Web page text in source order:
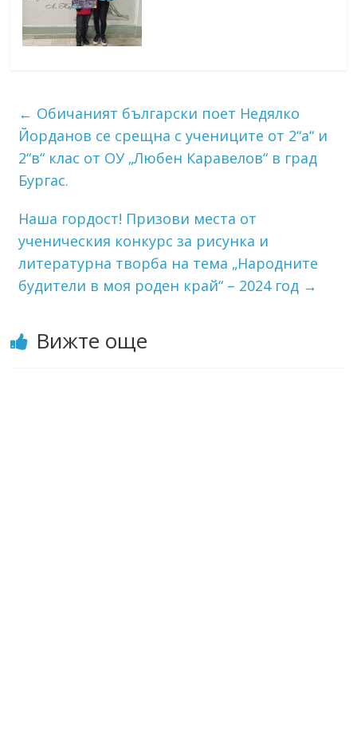
← Обичаният български поет Недялко
Йорданов се срещна с учениците от 2“а“ и
2“в“ клас от ОУ „Любен Каравелов“ в град
Бургас.
Наша гордост! Призови места от
ученическия конкурс за рисунка и
литературна творба на тема „Народните
будители в моя роден край“ – 2024 год →
Вижте още